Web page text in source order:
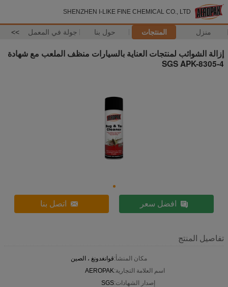
SHENZHEN I-LIKE FINE CHEMICAL CO., LTD
منزل المنتجات حول بنا جولة في المعمل >>
إزالة الشوائب لمنتجات العناية بالسيارات منظف الملعب مع شهادة
SGS APK-8305-4
افضل سعر اتصل بنا
تفاصيل المنتج
مكان المنشأ:قوانغدونغ ، الصين
اسم العلامة التجارية:AEROPAK
إصدار الشهادات:SGS